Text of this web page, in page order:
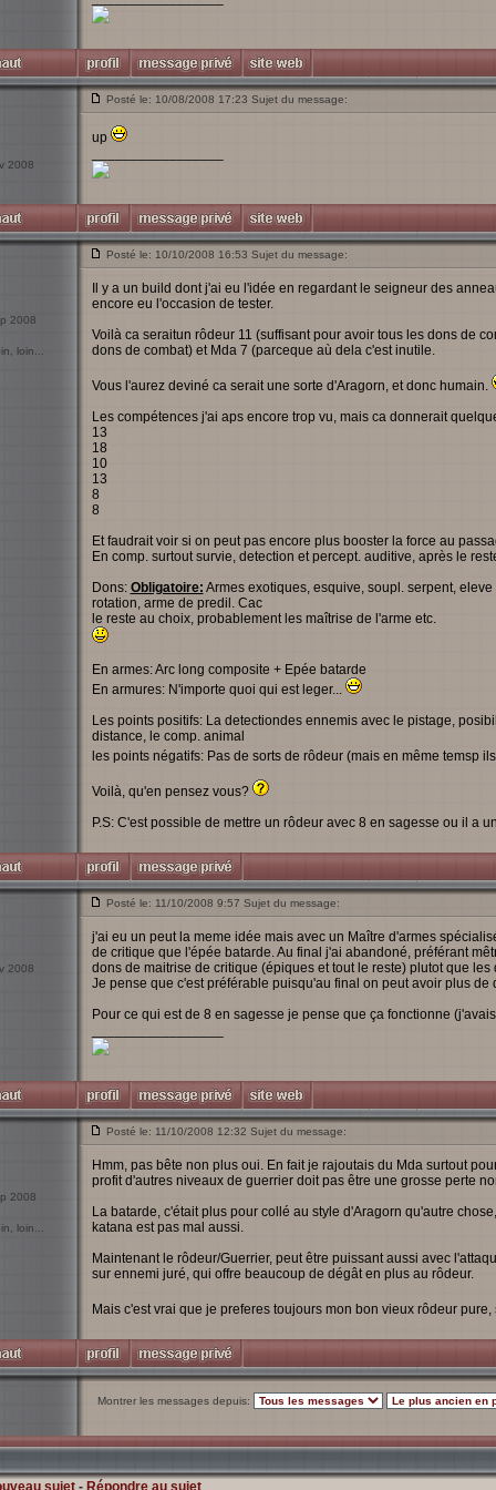
2008
Posté le: 10/08/2008 17:23 Sujet du message:
up
2008
loin...
Posté le: 10/10/2008 16:53 Sujet du message:
Il y a un build dont j'ai eu l'idée en regardant le seigneur des
encore eu l'occasion de tester.
Voilà ca seraitun rôdeur 11 (suffisant pour avoir tous les dons de
dons de combat) et Mda 7 (parceque aù dela c'est inutile.
Vous l'aurez deviné ca serait une sorte d'Aragorn, et donc humain.
Les compétences j'ai aps encore trop vu, mais ca donnerait
13
18
10
13
8
8
Et faudrait voir si on peut pas encore plus booster la force au
En comp. surtout survie, detection et percept. auditive, après le
Dons: Obligatoire: Armes exotiques, esquive, soupl. serpent,
rotation, arme de predil. Cac
le reste au choix, probablement les maîtrise de l'arme etc.
En armes: Arc long composite + Epée batarde
En armures: N'importe quoi qui est leger...
Les points positifs: La detectiondes ennemis avec le pistage,
distance, le comp. animal
les points négatifs: Pas de sorts de rôdeur (mais en même temsp
Voilà, qu'en pensez vous?
P.S: C'est possible de mettre un rôdeur avec 8 en sagesse ou il a
2008
Posté le: 11/10/2008 9:57 Sujet du message:
j'ai eu un peut la meme idée mais avec un Maître d'armes
de critique que l'épée batarde. Au final j'ai abandoné, préférant
dons de maitrise de critique (épiques et tout le reste) plutot que
Je pense que c'est préférable puisqu'au final on peut avoir plus
Pour ce qui est de 8 en sagesse je pense que ça fonctionne
2008
loin...
Posté le: 11/10/2008 12:32 Sujet du message:
Hmm, pas bête non plus oui. En fait je rajoutais du Mda surtout
profit d'autres niveaux de guerrier doit pas être une grosse perte
La batarde, c'était plus pour collé au style d'Aragorn qu'autre
katana est pas mal aussi.
Maintenant le rôdeur/Guerrier, peut être puissant aussi avec
sur ennemi juré, qui offre beaucoup de dégât en plus au rôdeur.
Mais c'est vrai que je preferes toujours mon bon vieux rôdeur
Montrer les messages depuis:
sujet- Répondre au sujet